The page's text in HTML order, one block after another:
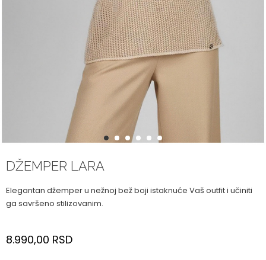
1 2 3 4 5 6
DŽEMPER LARA
Elegantan džemper u nežnoj bež boji istaknuće Vaš outfit i učiniti
ga savršeno stilizovanim.
8.990,00 RSD